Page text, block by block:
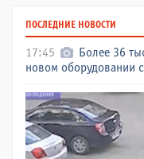
ПОСЛЕДНИЕ НОВОСТИ
17:45
Более 36
новом оборудовании